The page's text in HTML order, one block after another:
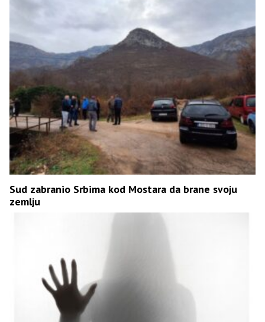
Sud zabranio Srbima kod Mostara da brane svoju
zemlju